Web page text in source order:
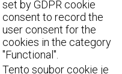
set by GDPR cookie
consent to record the
user consent for the
cookies in the category
"Functional".
Tento soubor cookie je